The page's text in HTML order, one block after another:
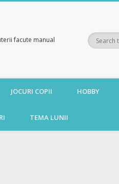
facute manual
JOCURI COPII HOBBY
TEMA LUNII